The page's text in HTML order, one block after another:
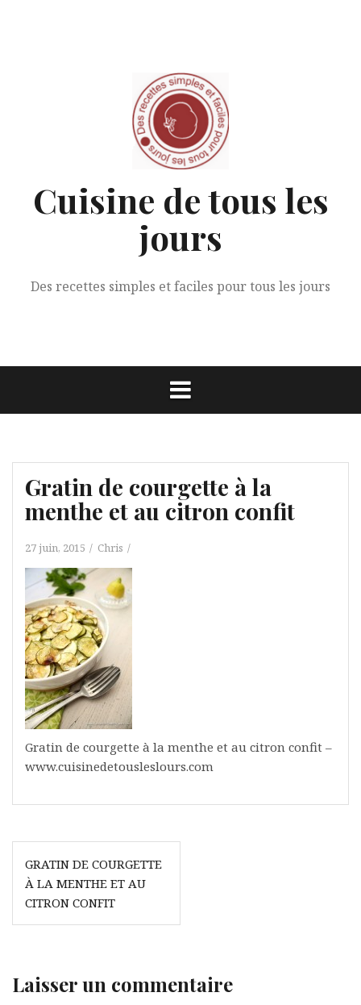
Cuisine de tous les
jours
Des recettes simples et faciles pour tous les jours
Gratin de courgette à la
menthe et au citron confit
27 juin, 2015 Chris
Gratin de courgette à la menthe et au citron confit –
www.cuisinedetousleslours.com
Navigation
de
l’article
GRATIN DE COURGETTE
À LA MENTHE ET AU
CITRON CONFIT
Laisser un commentaire